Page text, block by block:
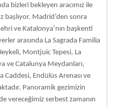
bizleri bekleyen aracımız ile
Madrid’den sonra
ve Katalonya’nın başkenti
arasında La Sagrada Familia
Montjuic Tepesi, La
ve Catalunya Meydanları,
Caddesi, Endülüs Arenası ve
Panoramik gezimizin
vereceğimiz serbest zamanın